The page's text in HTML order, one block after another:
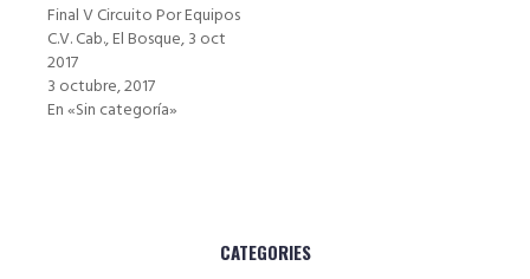
Final V Circuito Por Equipos
C.V. Cab., El Bosque, 3 oct
2017
3 octubre, 2017
En «Sin categoría»
CATEGORIES